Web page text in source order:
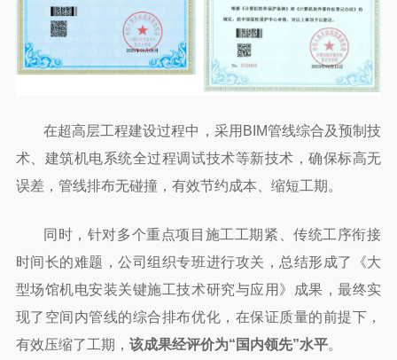
在超高层工程建设过程中，采用BIM管线综合及预制技
术、建筑机电系统全过程调试技术等新技术，确保标高无
误差，管线排布无碰撞，有效节约成本、缩短工期。
同时，针对多个重点项目施工工期紧、传统工序衔接
时间长的难题，公司组织专班进行攻关，总结形成了《大
型场馆机电安装关键施工技术研究与应用》成果，最终实
现了空间内管线的综合排布优化，在保证质量的前提下，
有效压缩了工期， 该成果经评价为“国内领先”水平。